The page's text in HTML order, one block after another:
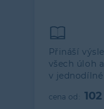
Přináší
všech úloh
v
102